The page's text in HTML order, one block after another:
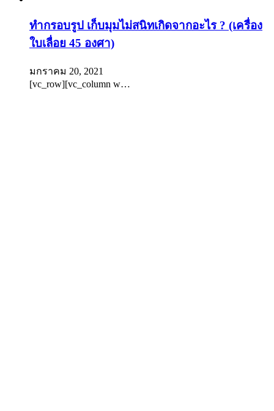
ทำกรอบรูป เก็บมุมไม่สนิทเกิดจากอะไร ? (เครื่อง
ใบเลื่อย 45 องศา)
มกราคม 20, 2021
[vc_row][vc_column w…